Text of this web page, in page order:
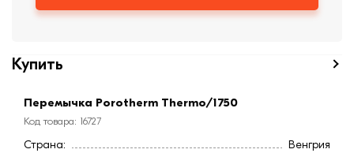
Купить
Перемычка Porotherm Thermo/1750
Код товара: 16727
Страна:
Венгрия